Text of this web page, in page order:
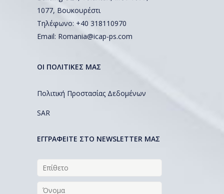
1077, Βουκουρέστι
Τηλέφωνο: +40 318110970
Email: Romania@icap-ps.com
ΟΙ ΠΟΛΙΤΙΚΕΣ ΜΑΣ
Πολιτική Προστασίας Δεδομένων
SAR
EΓΓΡΑΦΕΙΤΕ ΣΤΟ NEWSLETTER ΜΑΣ